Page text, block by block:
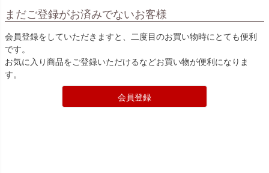
まだご登録がお済みでないお客様
会員登録をしていただきますと、二度目のお買い物時にとても便利
です。
お気に入り商品をご登録いただけるなどお買い物が便利になりま
す。
会員登録